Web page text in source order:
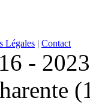
Légales | Contact
-